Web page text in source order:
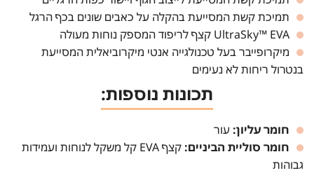
תמיכת קשת המסייעת בהקלה על כאבים שונים בכף הרגל
UltraSky™ EVA קצף לריפוד המספק נוחות מעולה
מיקרופייבר בעל טכנולגייה אנטי מיקרוביאלית המסייעת
בנטרול ריחות לא נעימים
תכונות נוספות:
חומר עליון: עור
חומר סוליית הביניים:
קצף EVA קל משקל לנוחות ועמידות
גבוהות